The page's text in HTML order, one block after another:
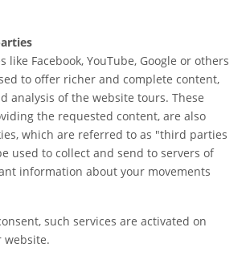
like Facebook, YouTube, Google or others
to offer richer and complete content,
analysis of the website tours. These
the requested content, are also
which are referred to as "third parties
used to collect and send to servers of
information about your movements
such services are activated on
website.